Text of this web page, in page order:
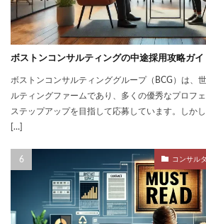
ボストンコンサルティングの中途採用攻略ガイ
ボストンコンサルティンググループ（BCG）は、
ルティングファームであり、多くの優秀なプロフ
ステップアップを目指して応募しています。しか
[…]
コンサル